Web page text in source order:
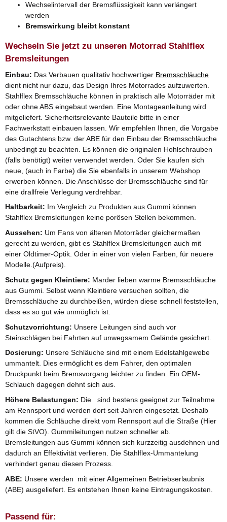
Wechselintervall der Bremsflüssigkeit kann verlängert
werden
Bremswirkung bleibt konstant
Wechseln Sie jetzt zu unseren Motorrad Stahlflex
Bremsleitungen
Einbau: Das Verbauen qualitativ hochwertiger Bremsschläuche
dient nicht nur dazu, das Design Ihres Motorrades aufzuwerten.
Stahlflex Bremsschläuche können in praktisch alle Motorräder mit
oder ohne ABS eingebaut werden. Eine Montageanleitung wird
mitgeliefert. Sicherheitsrelevante Bauteile bitte in einer
Fachwerkstatt einbauen lassen. Wir empfehlen Ihnen, die Vorgabe
des Gutachtens bzw. der ABE für den Einbau der Bremsschläuche
unbedingt zu beachten. Es können die originalen Hohlschrauben
(falls benötigt) weiter verwendet werden. Oder Sie kaufen sich
neue, (auch in Farbe) die Sie ebenfalls in unserem Webshop
erwerben können. Die Anschlüsse der Bremsschläuche sind für
eine drallfreie Verlegung verdrehbar.
Haltbarkeit: Im Vergleich zu Produkten aus Gummi können
Stahlflex Bremsleitungen keine porösen Stellen bekommen.
Aussehen: Um Fans von älteren Motorräder gleichermaßen
gerecht zu werden, gibt es Stahlflex Bremsleitungen auch mit
einer Oldtimer-Optik. Oder in einer von vielen Farben, für neuere
Modelle.(Aufpreis).
Schutz gegen Kleintiere: Marder lieben warme Bremsschläuche
aus Gummi. Selbst wenn Kleintiere versuchen sollten, die
Bremsschläuche zu durchbeißen, würden diese schnell feststellen,
dass es so gut wie unmöglich ist.
Schutzvorrichtung: Unsere Leitungen sind auch vor
Steinschlägen bei Fahrten auf unwegsamem Gelände gesichert.
Dosierung: Unsere Schläuche sind mit einem Edelstahlgewebe
ummantelt. Dies ermöglicht es dem Fahrer, den optimalen
Druckpunkt beim Bremsvorgang leichter zu finden. Ein OEM-
Schlauch dagegen dehnt sich aus.
Höhere Belastungen: Die sind bestens geeignet zur Teilnahme
am Rennsport und werden dort seit Jahren eingesetzt. Deshalb
kommen die Schläuche direkt vom Rennsport auf die Straße (Hier
gilt die StVO). Gummileitungen nutzen schneller ab.
Bremsleitungen aus Gummi können sich kurzzeitig ausdehnen und
dadurch an Effektivität verlieren. Die Stahlflex-Ummantelung
verhindert genau diesen Prozess.
ABE: Unsere werden mit einer Allgemeinen Betriebserlaubnis
(ABE) ausgeliefert. Es entstehen Ihnen keine Eintragungskosten.
Passend für: